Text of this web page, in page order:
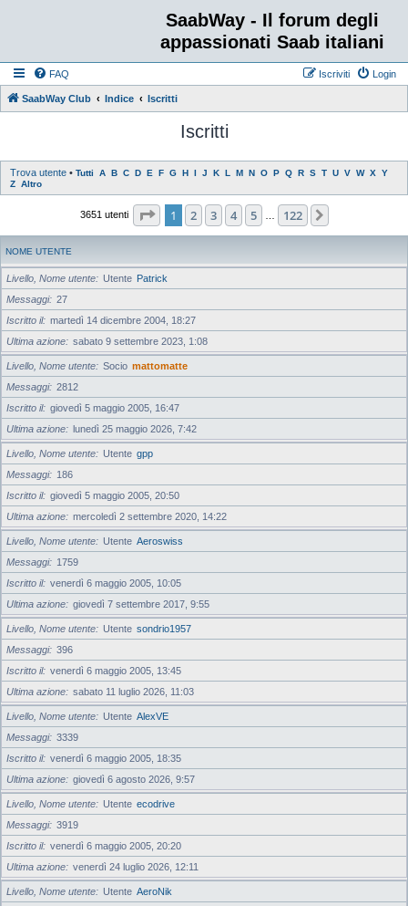
SaabWay - Il forum degli
appassionati Saab italiani
FAQ Login
Iscriviti
SaabWay Club Indice Iscritti
Iscritti
Trova utente • Tutti A B C D E F G H I J K L M N O P Q R S T U V W X Y
Z Altro
3651 utenti Pagina di 122
1 2 3 4 5 122
NOME UTENTE
Livello, Nome utente Utente Patrick
Messaggi
27
Iscritto il
martedì 14 dicembre 2004, 18:27
Ultima azione
sabato 9 settembre 2023, 1:08
Livello, Nome utente Socio mattomatte
Messaggi
2812
Iscritto il
giovedì 5 maggio 2005, 16:47
Ultima azione
lunedì 25 maggio 2026, 7:42
Livello, Nome utente Utente gpp
Messaggi
186
Iscritto il
giovedì 5 maggio 2005, 20:50
Ultima azione
mercoledì 2 settembre 2020, 14:22
Livello, Nome utente Utente Aeroswiss
Messaggi
1759
Iscritto il
venerdì 6 maggio 2005, 10:05
Ultima azione
giovedì 7 settembre 2017, 9:55
Livello, Nome utente Utente sondrio1957
Messaggi
396
Iscritto il
venerdì 6 maggio 2005, 13:45
Ultima azione
sabato 11 luglio 2026, 11:03
Livello, Nome utente Utente AlexVE
Messaggi
3339
Iscritto il
venerdì 6 maggio 2005, 18:35
Ultima azione
giovedì 6 agosto 2026, 9:57
Livello, Nome utente Utente ecodrive
Messaggi
3919
Iscritto il
venerdì 6 maggio 2005, 20:20
Ultima azione
venerdì 24 luglio 2026, 12:11
Livello, Nome utente Utente AeroNik